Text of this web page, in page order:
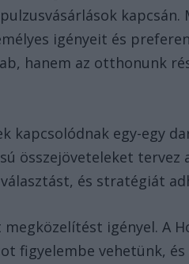
kapcsán.
igényeit és
hanem az otthonunk
kapcsolódnak egy-egy
összejöveteleket tervez
és stratégiát
igényel. A
figyelembe vehetünk,